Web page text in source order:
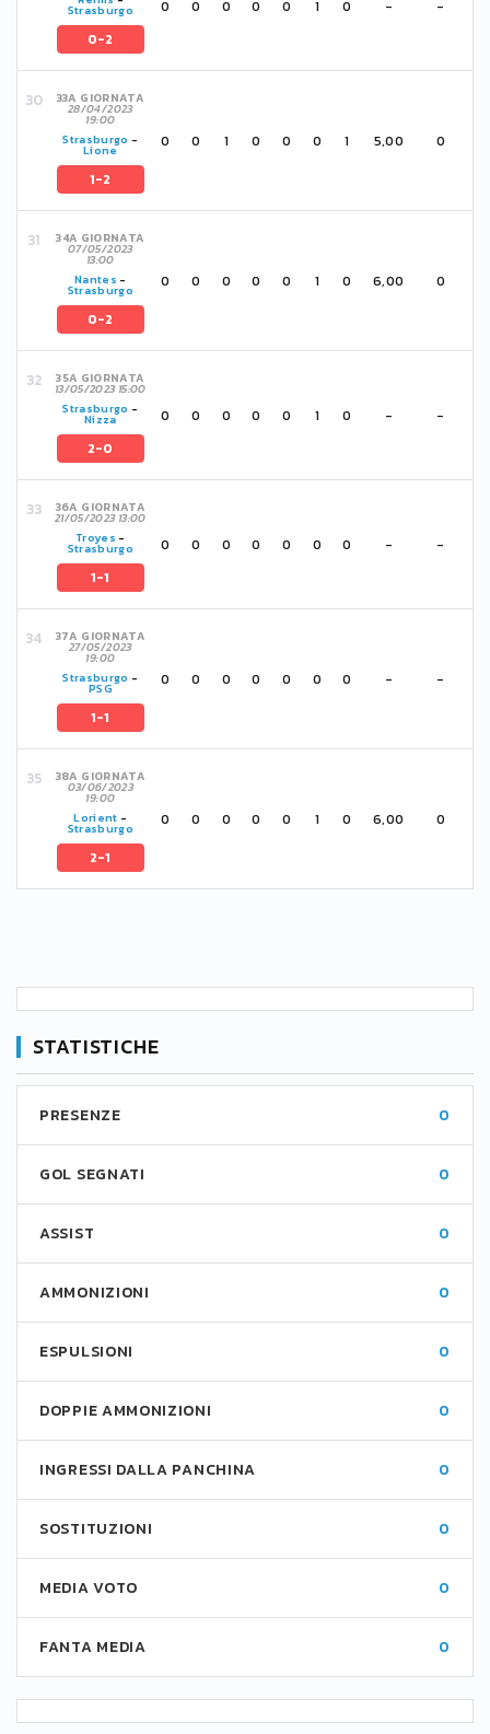
Strasburgo
0-2
0 0 0 0 0 1 0 - -
33A GIORNATA
28/04/2023
19:00
Strasburgo -
Lione
1-2
0 0 1 0 0 0 1 5,00 0
34A GIORNATA
07/05/2023
13:00
Nantes -
Strasburgo
0-2
0 0 0 0 0 1 0 6,00 0
35A GIORNATA
13/05/2023 15:00
Strasburgo -
Nizza
2-0
0 0 0 0 0 1 0 - -
36A GIORNATA
21/05/2023 13:00
Troyes -
Strasburgo
1-1
0 0 0 0 0 0 0 - -
37A GIORNATA
27/05/2023
19:00
Strasburgo -
PSG
1-1
0 0 0 0 0 0 0 - -
38A GIORNATA
03/06/2023
19:00
Lorient -
Strasburgo
2-1
0 0 0 0 0 1 0 6,00 0
STATISTICHE
PRESENZE 0
GOL SEGNATI 0
ASSIST 0
AMMONIZIONI 0
ESPULSIONI 0
DOPPIE AMMONIZIONI 0
INGRESSI DALLA PANCHINA 0
SOSTITUZIONI 0
MEDIA VOTO 0
FANTA MEDIA 0